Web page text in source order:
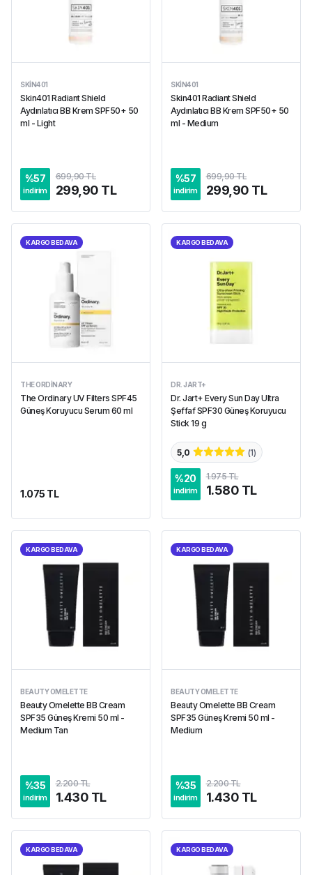
SKIN401
Skin401 Radiant Shield
Aydınlatıcı BB Krem SPF50+ 50
ml - Light
%57
indirim
699,90 TL
299,90 TL
SKIN401
Skin401 Radiant Shield
Aydınlatıcı BB Krem SPF50+ 50
ml - Medium
%57
indirim
699,90 TL
299,90 TL
KARGO BEDAVA
THE ORDINARY
The Ordinary UV Filters SPF45
Güneş Koruyucu Serum 60 ml
1.075 TL
KARGO BEDAVA
DR. JART+
Dr. Jart+ Every Sun Day Ultra
Şeffaf SPF30 Güneş Koruyucu
Stick 19 g
5,0 (1)
%20
indirim
1.975 TL
1.580 TL
KARGO BEDAVA
BEAUTY OMELETTE
Beauty Omelette BB Cream
SPF35 Güneş Kremi 50 ml -
Medium Tan
%35
indirim
2.200 TL
1.430 TL
KARGO BEDAVA
BEAUTY OMELETTE
Beauty Omelette BB Cream
SPF35 Güneş Kremi 50 ml -
Medium
%35
indirim
2.200 TL
1.430 TL
KARGO BEDAVA KARGO BEDAVA